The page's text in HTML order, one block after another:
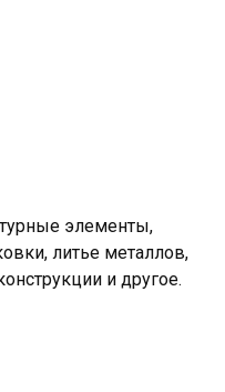
элементы,
литье металлов,
и другое.